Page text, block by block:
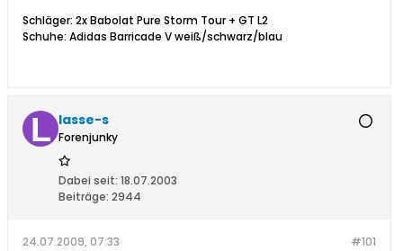
Schläger: 2x Babolat Pure Storm Tour + GT L2
Schuhe: Adidas Barricade V weiß/schwarz/blau
lasse-s
Forenjunky
Dabei seit: 18.07.2003
Beiträge: 2944
#101
24.07.2009, 07:33